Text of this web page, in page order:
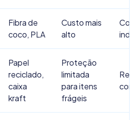
Fibra de
coco, PLA
Custo mais
alto
Papel
reciclado,
caixa
kraft
Proteção
limitada
para itens
frágeis